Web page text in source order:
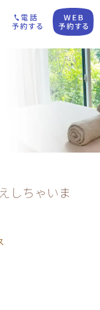
しちゃいま